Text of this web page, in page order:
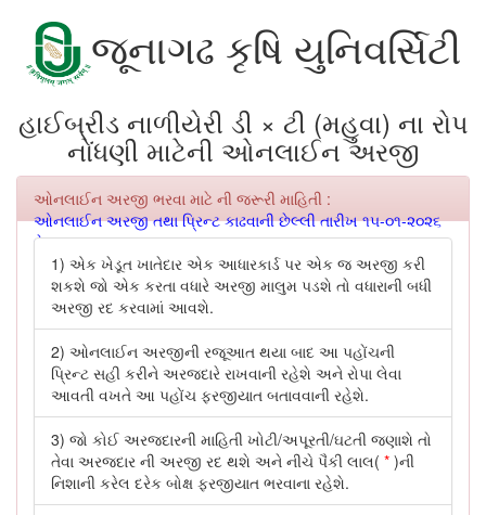
જૂનાગઢ કૃષિ યુનિવર્સિટી
હાઈબ્રીડ નાળીયેરી ડી × ટી (મહુવા) ના રોપ
નોંધણી માટેની ઓનલાઈન અરજી
ઓનલાઈન અરજી ભરવા માટે ની જરૂરી માહિતી :
ઓનલાઈન અરજી તથા પ્રિન્ટ કાઢવાની છેલ્લી તારીખ ૧૫-૦૧-૨૦૨૬
છે.
1) એક ખેડૂત ખાતેદાર એક આધારકાર્ડ પર એક જ અરજી કરી
શકશે જો એક કરતા વધારે અરજી માલુમ પડશે તો વધારાની બધી
અરજી રદ કરવામાં આવશે.
2) ઓનલાઈન અરજીની રજૂઆત થયા બાદ આ પહોંચની
પ્રિન્ટ સહી કરીને અરજદારે રાખવાની રહેશે અને રોપા લેવા
આવતી વખતે આ પહોંચ ફરજીયાત બતાવવાની રહેશે.
3) જો કોઈ અરજદારની માહિતી ખોટી/અપૂરતી/ઘટતી જણાશે તો
તેવા અરજદાર ની અરજી રદ થશે અને નીચે પૈકી લાલ( * )ની
નિશાની કરેલ દરેક બોક્ષ ફરજીયાત ભરવાના રહેશે.